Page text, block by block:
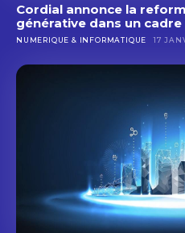
Votre nom
Votre message (facultatif)
Votre nom
Votre message (facultatif)
Cordial annonce la
générative dans un cadre
NUMERIQUE & INFORMATIQUE 17